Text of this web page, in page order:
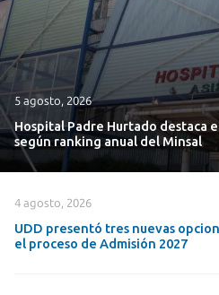
5 agosto, 2026
Hospital Padre Hurtado destaca
según ranking anual del Minsal
4 agosto, 2026
UDD presentó tres nuevas
el proceso de Admisión 2027